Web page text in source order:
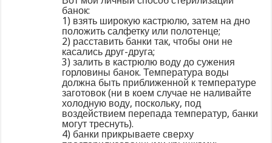
банок:
1) взять широкую кастрюлю, затем на дно
положить салфетку или полотенце;
2) расставить банки так, чтобы они не
касались друг-друга;
3) залить в кастрюлю воду до сужения
горловины банок. Температура воды
должна быть приближенной к температуре
заготовок (ни в коем случае не наливайте
холодную воду, поскольку, под
воздействием перепада температур, банки
могут треснуть).
4) банки прикрываете сверху